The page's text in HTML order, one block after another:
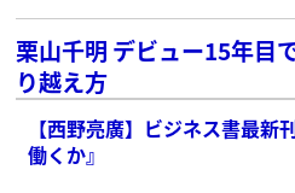
栗山千明 デビュー15年目
り越え方
【西野亮廣】ビジネス書最
働くか』